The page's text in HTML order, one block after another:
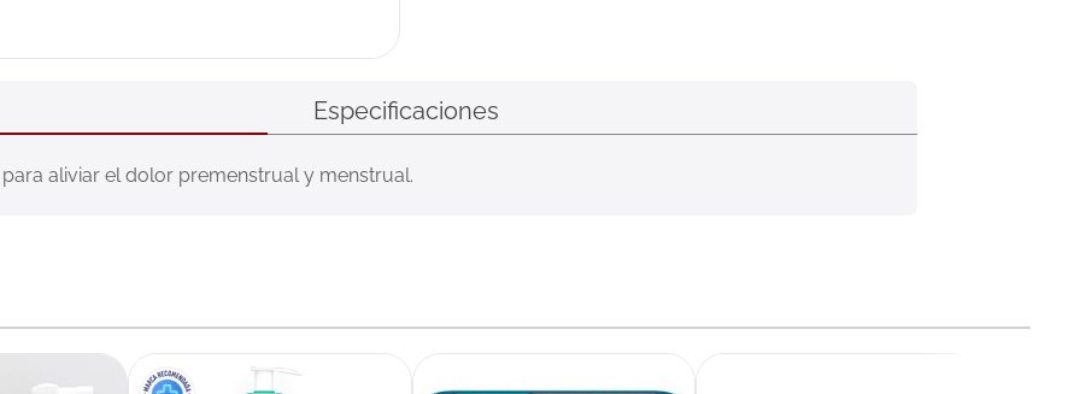
Especificaciones
aliviar el dolor premenstrual y menstrual.